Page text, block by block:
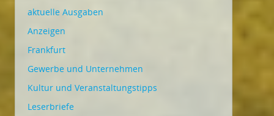
aktuelle Ausgaben
Anzeigen
Frankfurt
Gewerbe und Unternehmen
Kultur und Veranstaltungstipps
Leserbriefe